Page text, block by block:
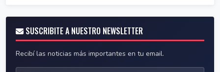
SUSCRIBITE A NUESTRO NEWSLETTER
Recibí las noticias más importantes en tu email.